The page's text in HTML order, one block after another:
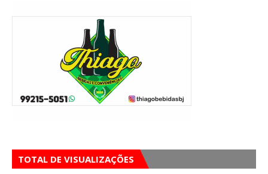
TOTAL DE VISUALIZAÇÕES